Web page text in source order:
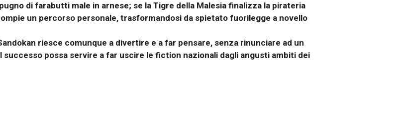
di farabutti male in arnese; se la Tigre della Malesia finalizza la pirateria
un percorso personale, trasformandosi da spietato fuorilegge a novello
riesce comunque a divertire e a far pensare, senza rinunciare ad un
possa servire a far uscire le fiction nazionali dagli angusti ambiti dei